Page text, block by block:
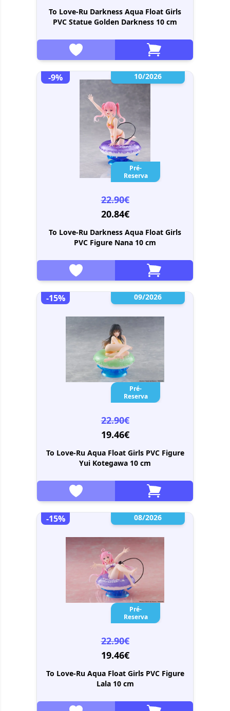
To Love-Ru Darkness Aqua Float Girls
PVC Statue Golden Darkness 10 cm
-9% 10/2026
Pré-
Reserva
22.90€
20.84€
To Love-Ru Darkness Aqua Float Girls
PVC Figure Nana 10 cm
-15% 09/2026
Pré-
Reserva
22.90€
19.46€
To Love-Ru Aqua Float Girls PVC Figure
Yui Kotegawa 10 cm
-15% 08/2026
Pré-
Reserva
22.90€
19.46€
To Love-Ru Aqua Float Girls PVC Figure
Lala 10 cm